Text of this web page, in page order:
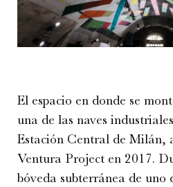
El espacio en donde se
una de las naves
Estación Central de Milán,
Ventura Project en 2017.
bóveda subterránea de uno